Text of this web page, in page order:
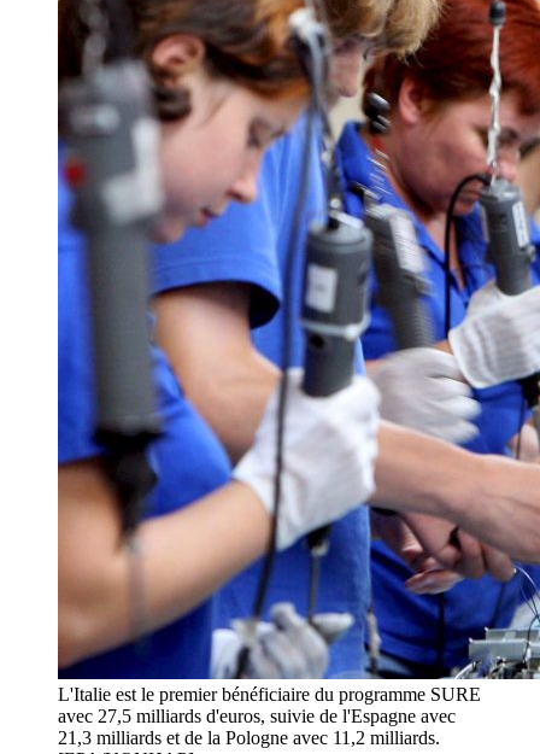
L'Italie est le premier bénéficiaire du programme SURE
avec 27,5 milliards d'euros, suivie de l'Espagne avec
21,3 milliards et de la Pologne avec 11,2 milliards.